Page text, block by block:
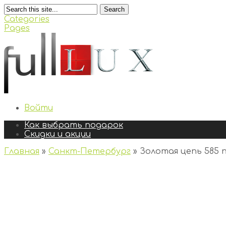
Search
Categories
Pages
Войти
Как выбрать подарок
Скидки и акции
Главная » Санкт-Петербург » Золотая цепь 585